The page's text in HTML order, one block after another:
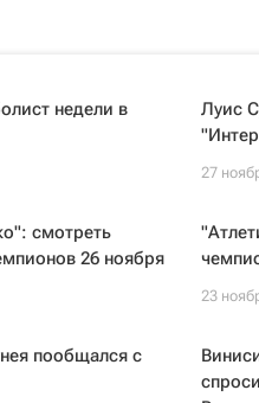
недели в
Луис
27
смотреть
26 ноября
23
пообщался с